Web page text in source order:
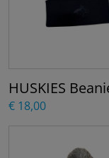
HUSKIES
€ 18,00